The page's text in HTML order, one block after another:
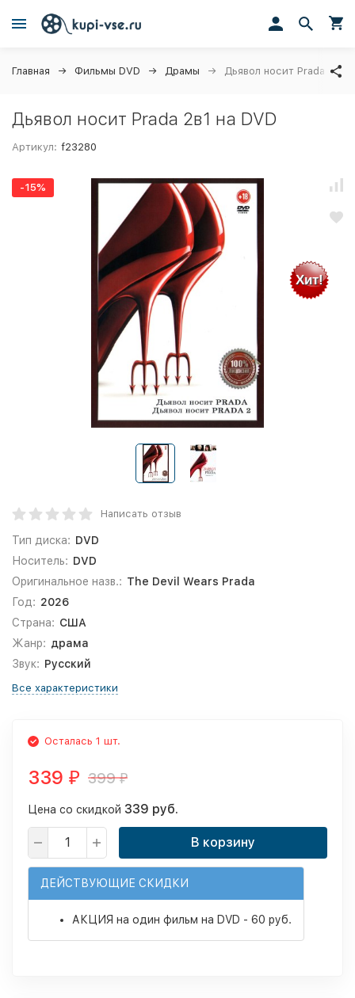
Главная Фильмы DVD Драмы Дьявол носит Prada 2в1
Дьявол носит Prada 2в1 на DVD
Артикул: f23280
-15%
Хит!
Написать отзыв
Тип диска: DVD
Носитель: DVD
Оригинальное назв.: The Devil Wears Prada
Год: 2026
Страна: США
Жанр: драма
Звук: Русский
Все характеристики
Осталась 1 шт.
339 ₽ 399₽
Цена со скидкой 339 руб.
В корзину
ДЕЙСТВУЮЩИЕ СКИДКИ
АКЦИЯ на один фильм на DVD - 60 руб.